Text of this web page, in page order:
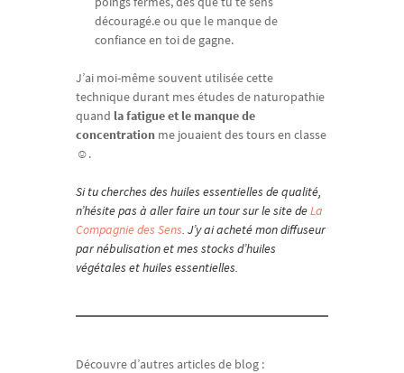
découragé.e ou que le manque de
confiance en toi de gagne.
J’ai moi-même souvent utilisée cette
technique durant mes études de naturopathie
quand la fatigue et le manque de
concentration me jouaient des tours en classe
☺.
Si tu cherches des huiles essentielles de qualité,
n’hésite pas à aller faire un tour sur le site deLa
Compagnie des Sens. J’y ai acheté mon diffuseur
par nébulisation et mes stocks d’huiles
végétales et huiles essentielles.
Découvre d’autres articles de blog :